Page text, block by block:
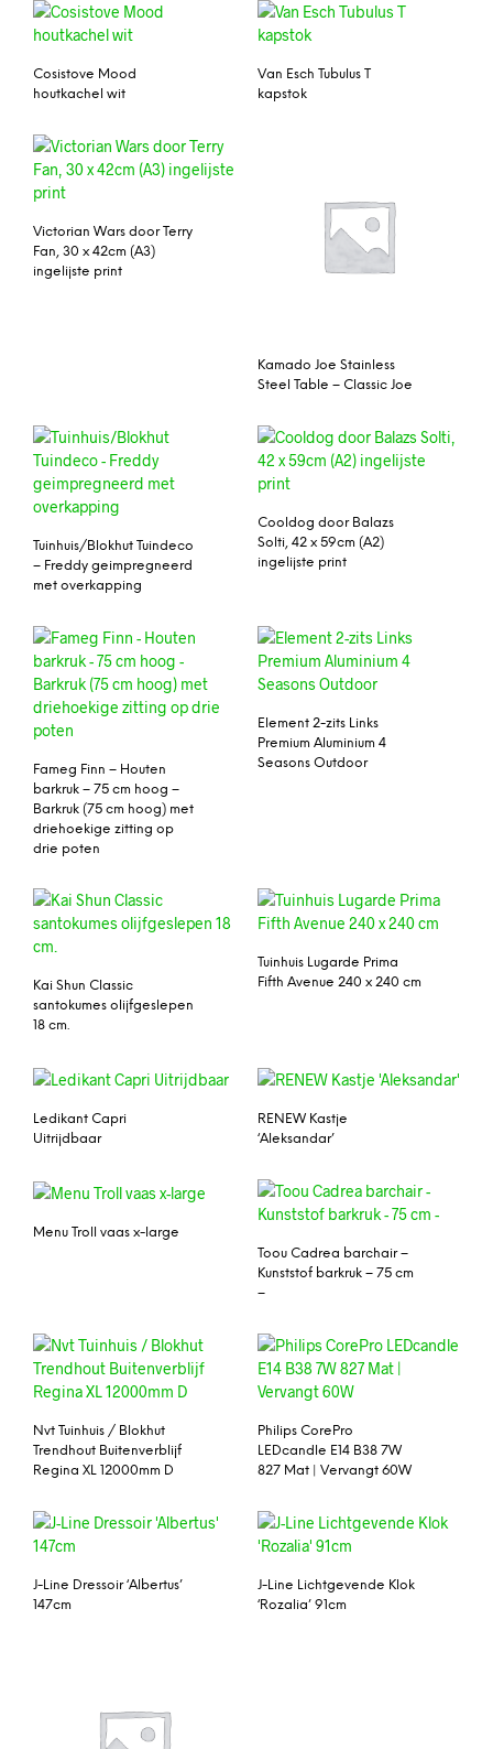
Cosistove Mood
houtkachel wit
Van Esch Tubulus T
kapstok
Victorian Wars door Terry
Fan, 30 x 42cm (A3)
ingelijste print
Kamado Joe Stainless
Steel Table – Classic Joe
Tuinhuis/Blokhut Tuindeco
– Freddy geimpregneerd
met overkapping
Cooldog door Balazs
Solti, 42 x 59cm (A2)
ingelijste print
Fameg Finn – Houten
barkruk – 75 cm hoog –
Barkruk (75 cm hoog) met
driehoekige zitting op
drie poten
Element 2-zits Links
Premium Aluminium 4
Seasons Outdoor
Kai Shun Classic
santokumes olijfgeslepen
18 cm.
Tuinhuis Lugarde Prima
Fifth Avenue 240 x 240 cm
Ledikant Capri
Uitrijdbaar
RENEW Kastje
‘Aleksandar’
Menu Troll vaas x-large
Toou Cadrea barchair –
Kunststof barkruk – 75 cm
–
Nvt Tuinhuis / Blokhut
Trendhout Buitenverblijf
Regina XL 12000mm D
Philips CorePro
LEDcandle E14 B38 7W
827 Mat | Vervangt 60W
J-Line Dressoir ‘Albertus’
147cm
J-Line Lichtgevende Klok
‘Rozalia’ 91cm